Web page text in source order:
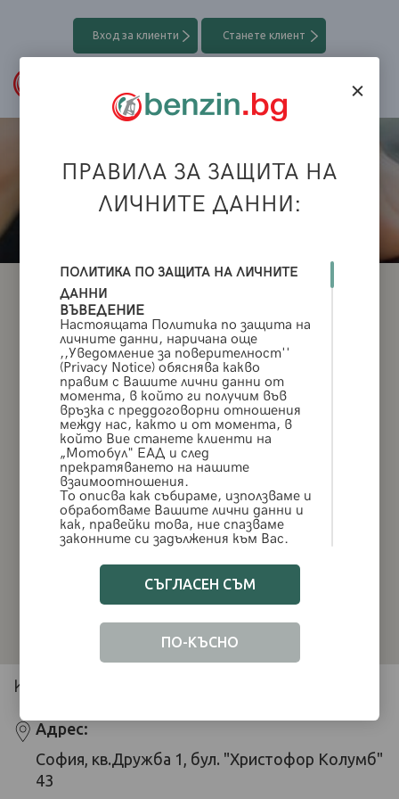
Вход за клиенти Станете клиент
Kонтакти:
KОНТАКТИ:
Адрес:
София, кв.Дружба 1, бул. "Христофор Колумб"
43
ПРАВИЛА ЗА ЗАЩИТА НА
ЛИЧНИТЕ ДАННИ:
ПОЛИТИКА ПО ЗАЩИТА НА ЛИЧНИТЕ
ДАННИ
ВЪВЕДЕНИЕ
Настоящата Политика по защита на
личните данни, наричана още
,,Уведомление за поверителност''
(Privacy Notice) обяснява какво
правим с Вашите лични данни от
момента, в който ги получим във
връзка с преддоговорни отношения
между нас, както и от момента, в
който Вие станете клиенти на
„Мотобул" ЕАД и след
прекратяването на нашите
взаимоотношения.
То описва как събираме, използваме и
обработваме Вашитe лични данни и
как, правейки това, ние спазваме
законните си задължения към Вас.
и ние се ангажираме да ги пазим и да
защитаваме правата Ви.
законодателство за защита на
личните данни (включително, но без
да се ограничава до Общия
регламент за защита на данните
(Регламент (ЕС) 2016/679)("GDPR"),
управление: гр. София, бул.
"Христофор Колумб" № 43.
Настоящото Уведомление
представлява едностранен акт от
СЪГЛАСЕН СЪМ
ПО-КЪСНО